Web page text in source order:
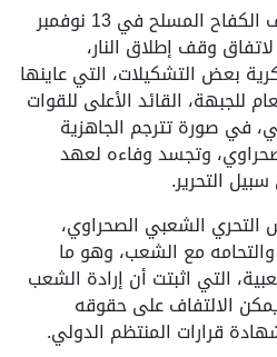
وفي الذكرى الـ 05 لاستئناف الكفاح المسلح في 13 نوفمبر
لاتفاق وقف إطلاق النار،
بعض التشكيلات، التي عاينها
للجبهة، القائد الأعلى للقوات
في صورة تترجم الجاهزية
وتجسد وفاءه لعهد
التحرير.
التحري الشعبي الصحراوي،
والتحامه مع الشعب، وهو ما
التي اثبتت أن إرادة الشعب
الالتفاف على حقوقه
قرارات المنتظم الدولي.